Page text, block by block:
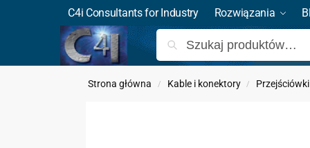
C4i Consultants for Industry Rozwiązania
Strona główna / Kable i konektory /